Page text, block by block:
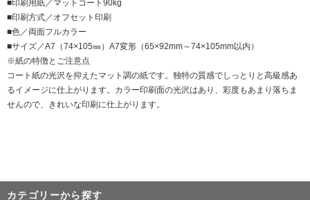
■印刷用紙／マットコート90kg
■印刷方式／オフセット印刷
■色／両面フルカラー
■サイズ／A7（74×105㎜）A7変形（65×92mm～74×105mm以内）
※紙の特徴とご注意点
コート紙の光沢を抑えたマット調の紙です。独特の質感でしっとりと高級感あ
るイメージに仕上がります。カラー印刷面の光沢はあり、彩度もあまり落ちま
せんので、きれいな印刷に仕上がります。
カテゴリーから探す